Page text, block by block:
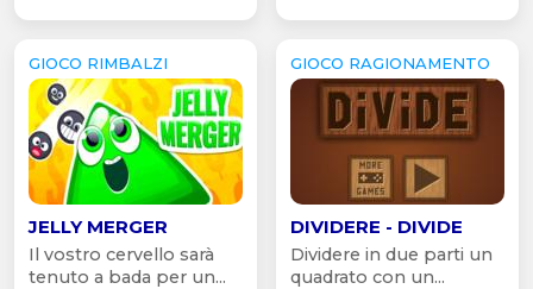
GIOCO RIMBALZI
JELLY MERGER
Il vostro cervello sarà
tenuto a bada per un...
GIOCO RAGIONAMENTO
DIVIDERE - DIVIDE
Dividere in due parti un
quadrato con un...